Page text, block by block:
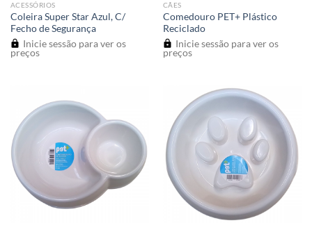
ACESSÓRIOS
Coleira Super Star Azul, C/
Fecho de Segurança
Inicie sessão para ver os
preços
CÃES
Comedouro PET+ Plástico
Reciclado
Inicie sessão para ver os
preços